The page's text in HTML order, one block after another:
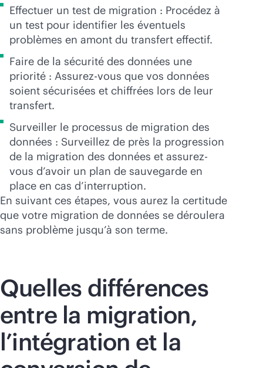
Effectuer un test de migration : Procédez à
un test pour identifier les éventuels
problèmes en amont du transfert effectif.
Faire de la sécurité des données une
priorité : Assurez-vous que vos données
soient sécurisées et chiffrées lors de leur
transfert.
Surveiller le processus de migration des
données : Surveillez de près la progression
de la migration des données et assurez-
vous d’avoir un plan de sauvegarde en
place en cas d’interruption.
En suivant ces étapes, vous aurez la certitude
que votre migration de données se déroulera
sans problème jusqu’à son terme.
Quelles différences
entre la migration,
l’intégration et la